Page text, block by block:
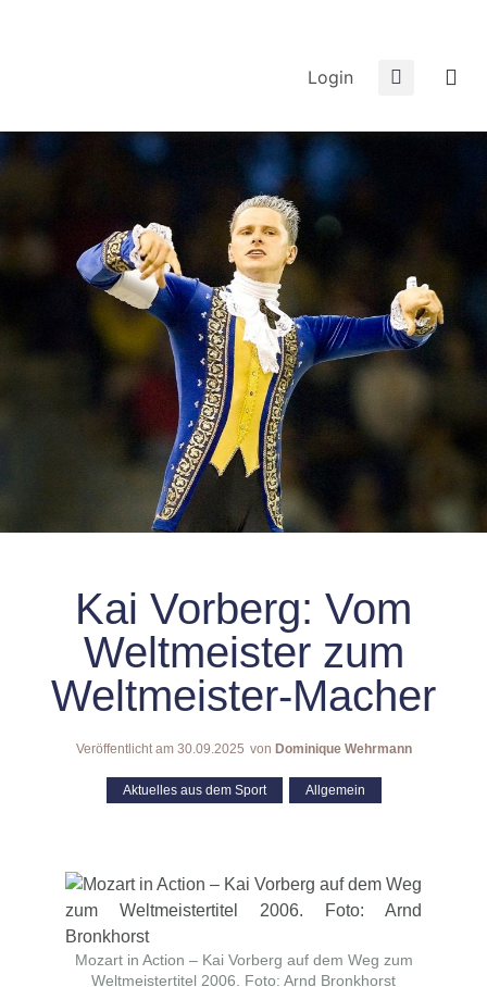
Login
Kai Vorberg: Vom
Weltmeister zum
Weltmeister-Macher
Veröffentlicht am 30.09.2025 von Dominique Wehrmann
Aktuelles aus dem Sport Allgemein
Mozart in Action – Kai Vorberg auf dem Weg zum
Weltmeistertitel 2006. Foto: Arnd Bronkhorst